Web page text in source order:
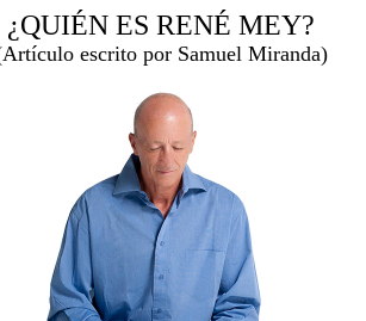
¿QUIÉN ES RENÉ MEY?
escrito por Samuel Miranda)